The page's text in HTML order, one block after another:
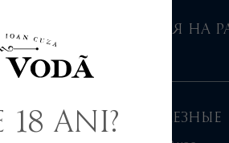
18 ani? ПОЛЕЗНЫЕ
ПОДПИСАТЬСЯ НА